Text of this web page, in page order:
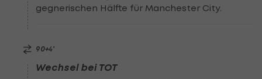
gegnerischen Hälfte für Manchester City.
90+4'
Wechsel bei TOT